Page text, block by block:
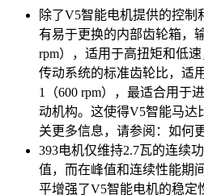
除了V5智能电机提供的控制
有易于更换的内部齿轮箱，
rpm），适用于高扭矩和低
传动系统的标准齿轮比，适
1（600 rpm），最适合用于
动机构。这使得V5智能马达
关更多信息，请参阅：如何
393电机仅维持2.7瓦的连续
值，而在峰值和连续性能期
平增强了V5智能电机的稳定